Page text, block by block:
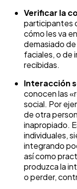
Verificar la
participantes
cómo les va
demasiado
faciales, o de
recibidas.
Interacción
conocen las
social. Por
de otra
inapropiado.
individuales,
integrando
así como
produzca la
o perder,